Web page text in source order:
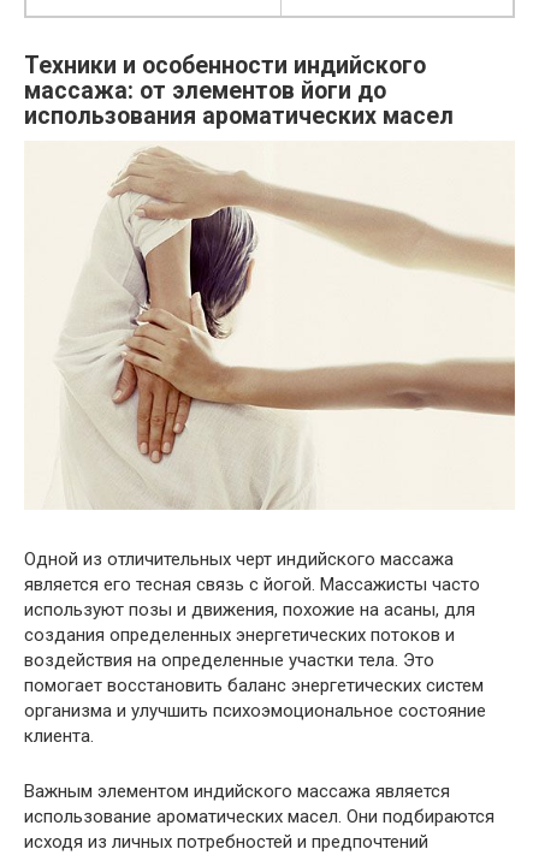
Техники и особенности индийского
массажа: от элементов йоги до
использования ароматических масел
Одной из отличительных черт индийского массажа
является его тесная связь с йогой. Массажисты часто
используют позы и движения, похожие на асаны, для
создания определенных энергетических потоков и
воздействия на определенные участки тела. Это
помогает восстановить баланс энергетических систем
организма и улучшить психоэмоциональное состояние
клиента.
Важным элементом индийского массажа является
использование ароматических масел. Они подбираются
исходя из личных потребностей и предпочтений